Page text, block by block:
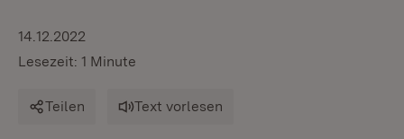
14.12.2022
Lesezeit: 1 Minute
Teilen Text vorlesen